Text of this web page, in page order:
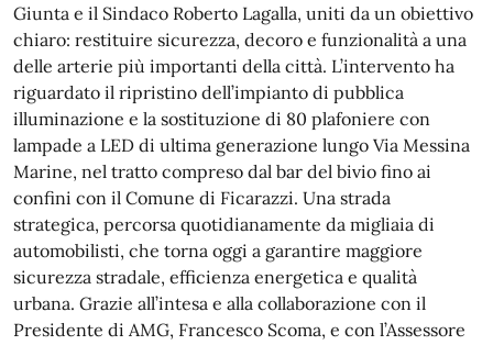
Giunta e il Sindaco Roberto Lagalla, uniti da un obiettivo
chiaro: restituire sicurezza, decoro e funzionalità a una
delle arterie più importanti della città. L’intervento ha
riguardato il ripristino dell’impianto di pubblica
illuminazione e la sostituzione di 80 plafoniere con
lampade a LED di ultima generazione lungo Via Messina
Marine, nel tratto compreso dal bar del bivio fino ai
confini con il Comune di Ficarazzi. Una strada
strategica, percorsa quotidianamente da migliaia di
automobilisti, che torna oggi a garantire maggiore
sicurezza stradale, efficienza energetica e qualità
urbana. Grazie all’intesa e alla collaborazione con il
Presidente di AMG, Francesco Scoma, e con l’Assessore